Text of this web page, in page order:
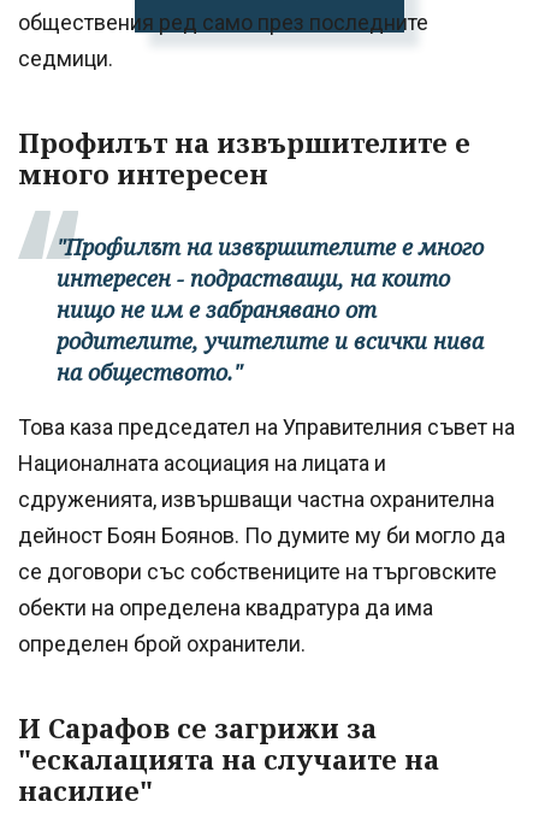
обществения ред само през последните
седмици.
Профилът на извършителите е
много интересен
"Профилът на извършителите е много
интересен - подрастващи, на които
нищо не им е забранявано от
родителите, учителите и всички нива
на обществото."
Това каза председател на Управителния съвет на
Националната асоциация на лицата и
сдруженията, извършващи частна охранителна
дейност Боян Боянов. По думите му би могло да
се договори със собствениците на търговските
обекти на определена квадратура да има
определен брой охранители.
И Сарафов се загрижи за
"ескалацията на случаите на
насилие"